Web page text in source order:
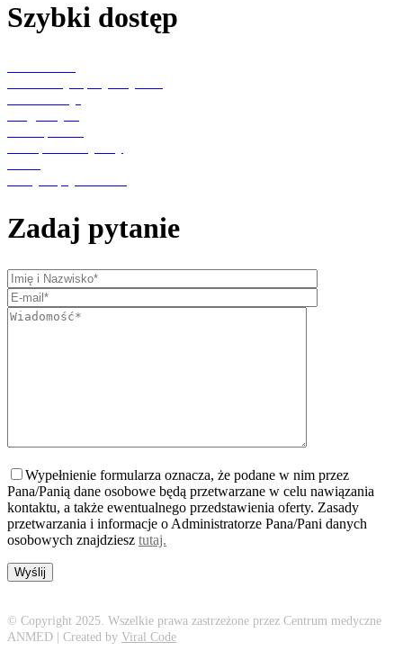
Szybki dostęp
Zadaj pytanie
Wypełnienie formularza oznacza, że podane w nim przez
Pana/Panią dane osobowe będą przetwarzane w celu nawiązania
kontaktu, a także ewentualnego przedstawienia oferty. Zasady
przetwarzania i informacje o Administratorze Pana/Pani danych
osobowych znajdziesz tutaj.
© Copyright 2025. Wszelkie prawa zastrzeżone przez Centrum medyczne
ANMED | Created by Viral Code